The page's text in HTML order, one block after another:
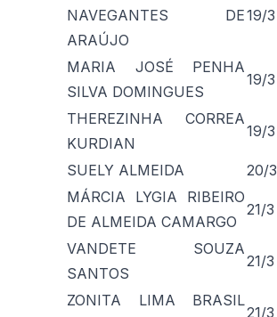
NAVEGANTES DE
ARAÚJO
19/3
MARIA JOSÉ PENHA
SILVA DOMINGUES
19/3
THEREZINHA CORREA
KURDIAN
19/3
SUELY ALMEIDA
20/3
MÁRCIA LYGIA RIBEIRO
DE ALMEIDA CAMARGO
21/3
VANDETE SOUZA
SANTOS
21/3
ZONITA LIMA BRASIL
21/3